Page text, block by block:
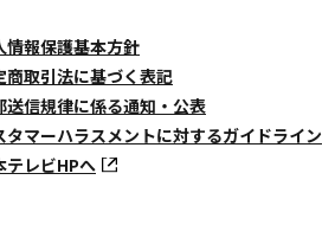
情報保護基本方針
商取引法に基づく表記
送信規律に係る通知・公表
タマーハラスメントに対するガイドライン
テレビHPへ